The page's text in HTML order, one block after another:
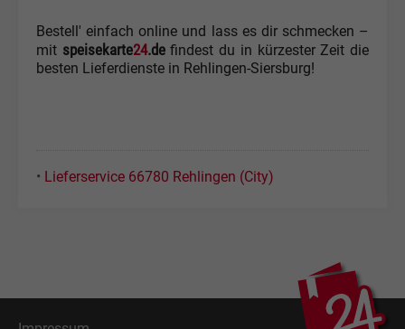
Bestell' einfach online und lass es dir schmecken –
mit speisekarte24.defindest du in kürzester Zeit die
besten Lieferdienste in Rehlingen-Siersburg!
• Lieferservice 66780 Rehlingen (City)